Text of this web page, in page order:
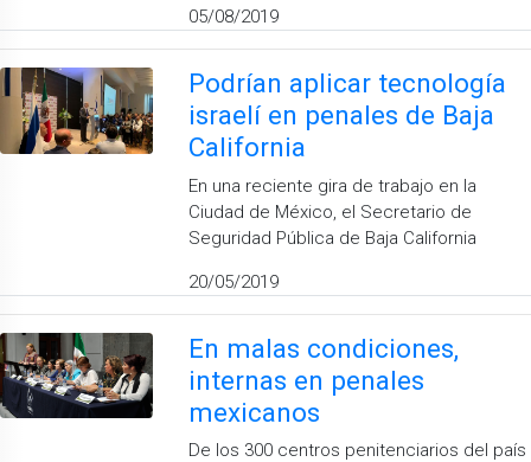
05/08/2019
Podrían aplicar tecnología
israelí en penales de Baja
California
En una reciente gira de trabajo en la
Ciudad de México, el Secretario de
Seguridad Pública de Baja California
20/05/2019
En malas condiciones,
internas en penales
mexicanos
De los 300 centros penitenciarios del país